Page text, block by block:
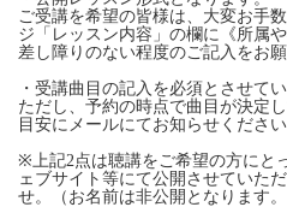
ご受講を希望の皆様は、大変お手
ジ「レッスン内容」の欄に《所属
差し障りのない程度のご記入をお願
・受講曲目の記入を必須とさせて
ただし、予約の時点で曲目が決定
目安にメールにてお知らせください
※上記2点は聴講をご希望の方にと
ェブサイト等にて公開させていた
せ。（お名前は非公開となります。